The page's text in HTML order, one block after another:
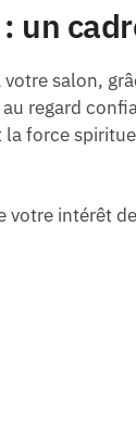
un
salon,
regard
force
intérêt